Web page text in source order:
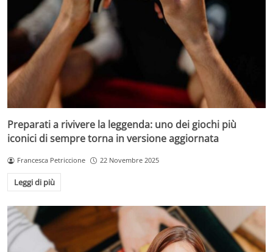
Preparati a rivivere la leggenda: uno dei giochi più
iconici di sempre torna in versione aggiornata
Francesca Petriccione 22 Novembre 2025
Leggi di più